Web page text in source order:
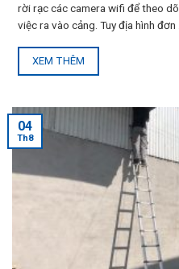
rời rạc các camera wifi để theo
việc ra vào cảng. Tuy địa hình đơn ...
XEM THÊM
04
Th8